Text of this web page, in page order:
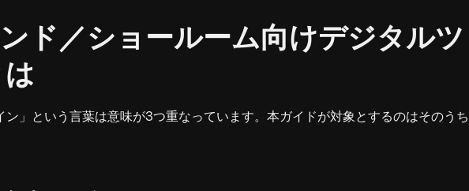
ド／ショールーム向けデジタルツ
ン」という言葉は意味が3つ重なっています。本ガイドが対象とするのはそのうち